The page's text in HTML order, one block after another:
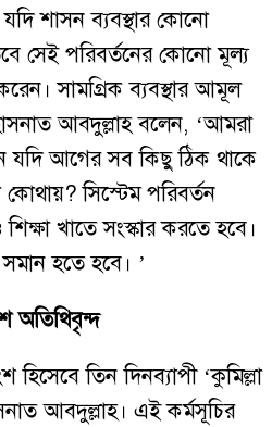
শাসন ব্যবস্থার কোনো
সেই পরিবর্তনের কোনো মূল্য
সামগ্রিক ব্যবস্থার আমূল
আবদুল্লাহ বলেন, ‘আমরা
যদি আগের সব কিছু ঠিক থাকে
সিস্টেম পরিবর্তন
খাতে সংস্কার করতে হবে।
হতে হবে। ’
অতিথিবৃন্দ
হিসেবে তিন দিনব্যাপী ‘কুমিল্লা
আবদুল্লাহ। এই কর্মসূচির